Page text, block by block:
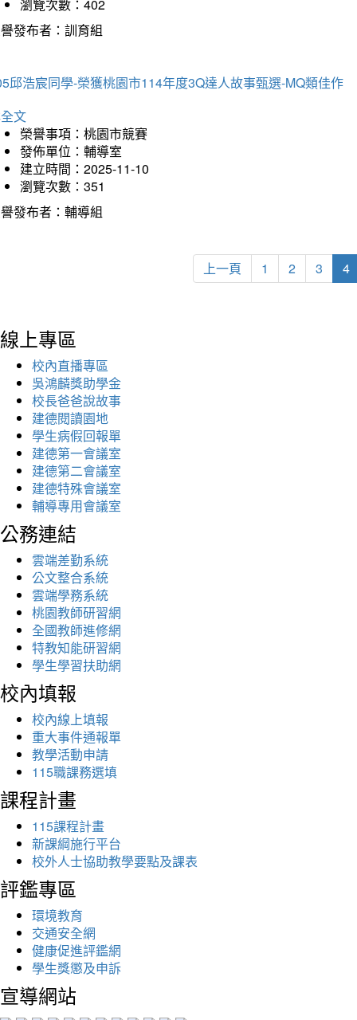
瀏覽次數：402
發布者：訓育組
邱浩宸同學-榮獲桃園市114年度3Q達人故事甄選-MQ類佳作
文
榮譽事項：桃園市競賽
發佈單位：輔導室
建立時間：2025-11-10
瀏覽次數：351
發布者：輔導組
上一頁 1 2 3 4
線上專區
校內直播專區
吳鴻麟獎助學金
校長爸爸說故事
建德閱讀園地
學生病假回報單
建德第一會議室
建德第二會議室
建德特殊會議室
輔導專用會議室
公務連結
雲端差勤系統
公文整合系統
雲端學務系統
桃園教師研習網
全國教師進修網
特教知能研習網
學生學習扶助網
校內填報
校內線上填報
重大事件通報單
教學活動申請
115職課務選填
課程計畫
115課程計畫
新課綱施行平台
校外人士協助教學要點及課表
評鑑專區
環境教育
交通安全網
健康促進評鑑網
學生獎懲及申訴
宣導網站